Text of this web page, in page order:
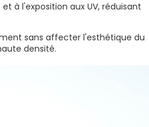
à l'exposition aux UV, réduisant
sans affecter l'esthétique du
densité.